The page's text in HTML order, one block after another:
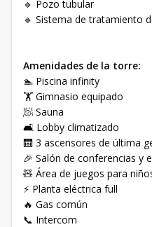
🔹 Pozo tubular
🔹 Sistema de tratamiento
Amenidades de la torre:
🏊 Piscina infinity
🏋️ Gimnasio equipado
🧖 Sauna
🛋️ Lobby climatizado
🛗 3 ascensores de última
🎉 Salón de conferencias y
🧸 Área de juegos para
⚡ Planta eléctrica full
🔥 Gas común
📞 Intercom